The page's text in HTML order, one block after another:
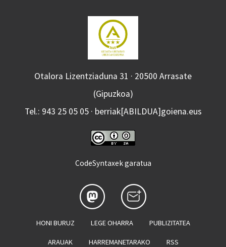
Otalora Lizentziaduna 31 · 20500 Arrasate
(Gipuzkoa)
Tel.: 943 25 05 05 · berriak[ABILDUA]goiena.eus
CodeSyntaxek garatua
HONI BURUZ LEGE OHARRA PUBLIZITATEA
ARAUAK HARREMANETARAKO RSS